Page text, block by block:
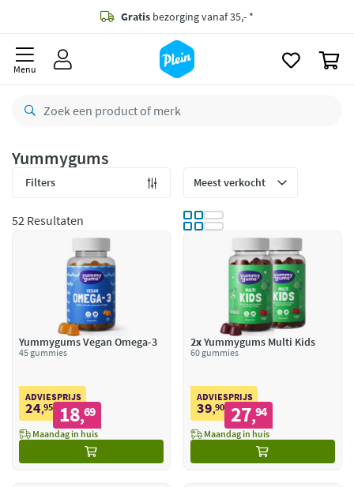
Gratis bezorging vanaf 35,- *
besteld,maandag
retourneren
Betaal met Klarna
Menu
Yummygums
Filters
52 Resultaten
Yummygums Vegan Omega-3
45 gummies
ADVIESPRIJS
24,95 18,69
Maandag in huis
2xYummygums Multi Kids
60 gummies
ADVIESPRIJS
39,90 27,94
Maandag in huis